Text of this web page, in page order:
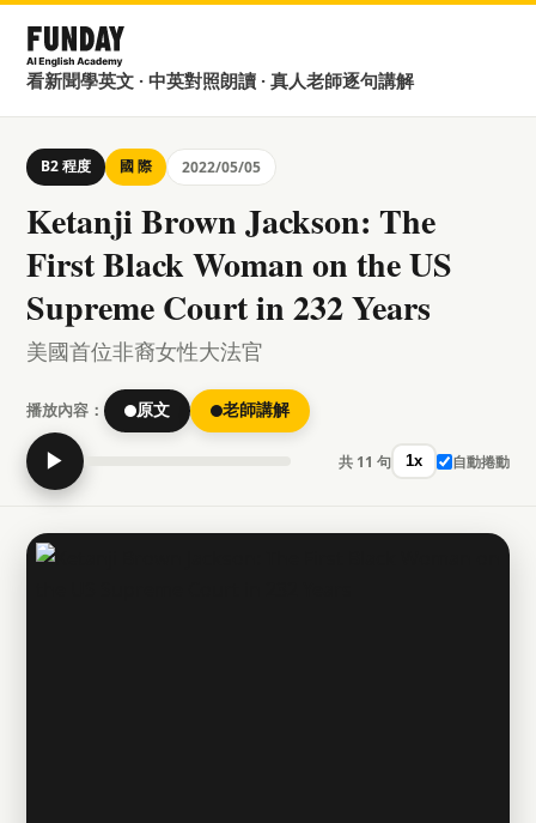
看新聞學英文 · 中英對照朗讀 · 真人老師逐句講解
B2 程度 國 際 2022/05/05
Ketanji Brown Jackson: The
First Black Woman on the US
Supreme Court in 232 Years
美國首位非裔女性大法官
播放內容： 原文 老師講解
▶ 共 11 句 1x 自動捲動